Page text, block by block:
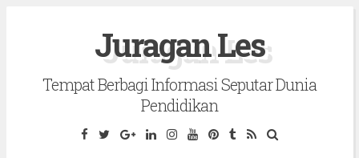
Juragan Les
Tempat Berbagi Informasi Seputar Dunia
Pendidikan